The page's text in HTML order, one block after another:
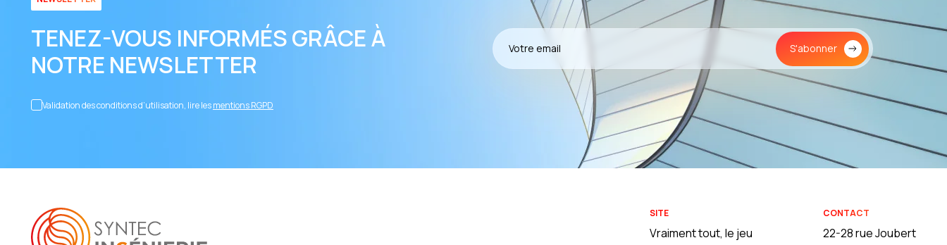
TENEZ-VOUS INFORMÉS GRÂCE À
NOTRE NEWSLETTER
Validation des conditions d’utilisation, lire lesmentions RGPD
S'abonner
SITE
Vraiment tout, le jeu
CONTACT
22-28 rue Joubert